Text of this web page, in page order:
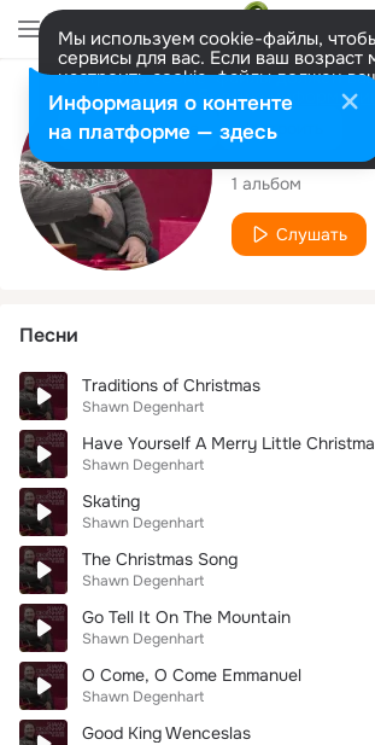
Мы используем cookie-файлы,
сервисы для вас. Если ваш возраст
настроить cookie-файлы должен
представитель. Больше
Разрешить все Настроить
Исполнитель
Shawn
1 альбом
Слушать
Песни
Traditions of Christmas
Shawn Degenhart
Have Yourself A Merry Little
Shawn Degenhart
Skating
Shawn Degenhart
The Christmas Song
Shawn Degenhart
Go Tell It On The Mountain
Shawn Degenhart
O Come, O Come Emmanuel
Shawn Degenhart
Good King Wenceslas
Информация о контенте
на платформе — здесь